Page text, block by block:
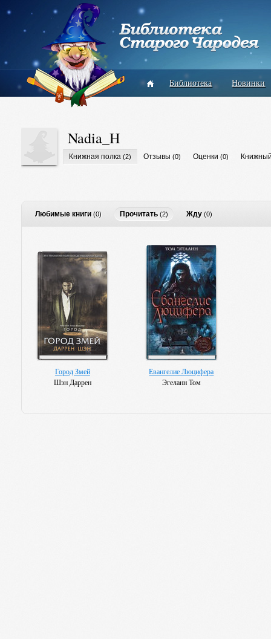
Библиотека Новинки
Nadia_H
Книжная полка (2) Отзывы (0) Оценки (0)
Любимые книги (0) Прочитать (2) Жду (0)
Город Змей
Шэн Даррен
Евангелие Люцифера
Эгеланн Том